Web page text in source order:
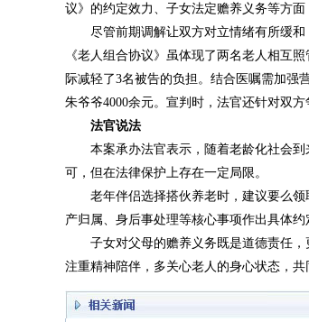
议》的约定效力、子女法定赡养义务等方面
尽管前期调解让双方对立情绪有所缓
《老人组合协议》虽体现了两名老人相互
际减轻了3名被告的负担。结合医嘱需加强
朱爷爷4000余元。宣判时，法官还针对双
法官说法
本案承办法官表示，随着老龄化社会
可，但在法律保护上存在一定局限。
老年伴侣选择搭伙养老时，建议要么
产归属、身后事处理等核心事项作出具体
子女对父母的赡养义务既是道德责任
注重精神陪伴，多关心老人的身心状态，